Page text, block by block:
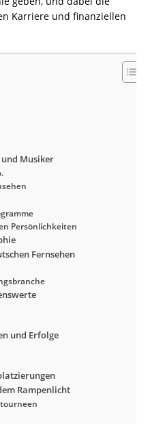
Karriere und finanziellen
Musiker
Persönlichkeiten
Fernsehen
und Erfolge
Rampenlicht